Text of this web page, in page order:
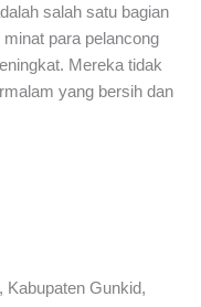
salah satu bagian
para pelancong
Mereka tidak
yang bersih dan
Kabupaten Gunkid,